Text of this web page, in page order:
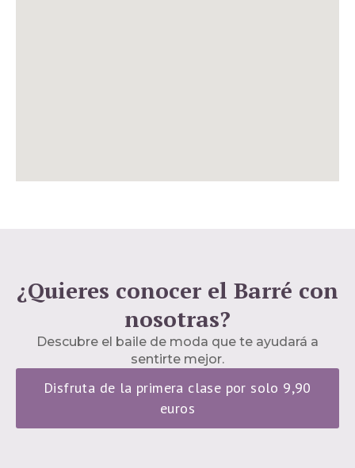
¿Quieres conocer el Barré con
nosotras?
Descubre el baile de moda que te ayudará a
sentirte mejor.
Disfruta de la primera clase por solo 9,90
euros